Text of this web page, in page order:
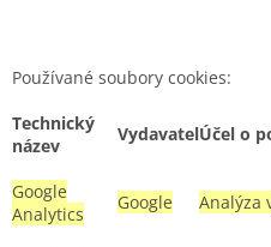
Používané soubory cookies:
Technický
název
VydavatelÚčel o
Google
Analytics
Google Analýza